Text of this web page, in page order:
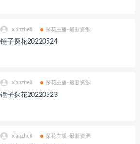
xianzhe8 探花主播-最新资源
锤子探花20220524
xianzhe8 探花主播-最新资源
锤子探花20220523
xianzhe8 探花主播-最新资源